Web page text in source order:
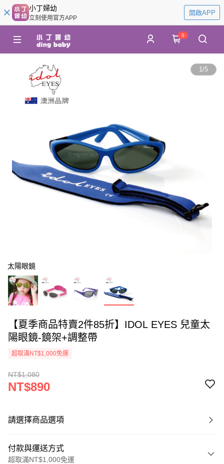
小丁婦幼
立刻使用官方APP
開啟APP
0
1/5
太陽眼鏡
【夏季商品特賣2件85折】IDOL EYES 兒童太
陽眼鏡-鏡架+調整帶
超取滿NT$1,000免運
NT$1,080
NT$890
請選擇商品選項
付款與運送方式
超取滿NT$1,000免運